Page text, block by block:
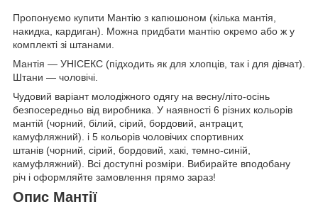
Пропонуємо купити Мантію з капюшоном (кілька мантія,
накидка, кардиган). Можна придбати мантію окремо або ж у
комплекті зі штанами.
Мантія — УНІСЕКС (підходить як для хлопців, так і для дівчат).
Штани — чоловічі.
Чудовий варіант молодіжного одягу на весну/літо-осінь
безпосередньо від виробника. У наявності 6 різних кольорів
мантій (чорний, білий, сірий, бордовий, антрацит,
камуфляжний). і 5 кольорів чоловічих спортивних
штанів (чорний, сірий, бордовий, хакі, темно-синій,
камуфляжний). Всі доступні розміри. Вибирайте вподобану
річ і оформляйте замовлення прямо зараз!
Опис Мантії